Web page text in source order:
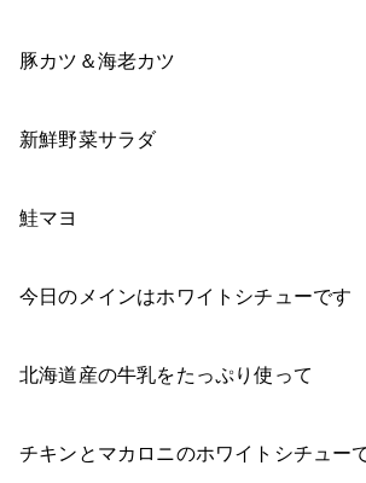
豚カツ＆海老カツ
新鮮野菜サラダ
鮭マヨ
今日のメインはホワイトシチューです
北海道産の牛乳をたっぷり使って
チキンとマカロニのホワイトシチュー